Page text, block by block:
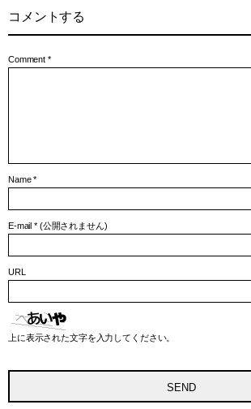
コメントする
Comment *
Name *
E-mail *(公開されません)
URL
上に表示された文字を入力してください。